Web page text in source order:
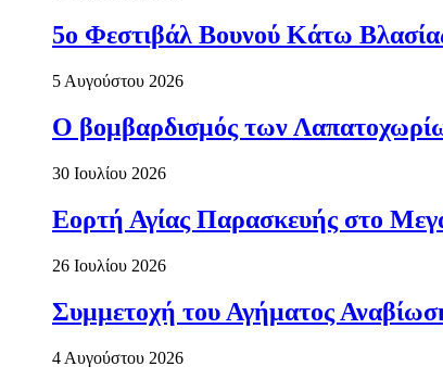
5ο Φεστιβάλ Βουνού Κάτω
5 Αυγούστου 2026
Ο βομβαρδισμός των
30 Ιουλίου 2026
Εορτή Αγίας Παρασκευής στο
26 Ιουλίου 2026
Συμμετοχή του Αγήματος
4 Αυγούστου 2026